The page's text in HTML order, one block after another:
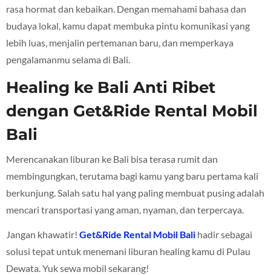
rasa hormat dan kebaikan. Dengan memahami bahasa dan
budaya lokal, kamu dapat membuka pintu komunikasi yang
lebih luas, menjalin pertemanan baru, dan memperkaya
pengalamanmu selama di Bali.
Healing ke Bali Anti Ribet
dengan Get&Ride Rental Mobil
Bali
Merencanakan liburan ke Bali bisa terasa rumit dan
membingungkan, terutama bagi kamu yang baru pertama kali
berkunjung. Salah satu hal yang paling membuat pusing adalah
mencari transportasi yang aman, nyaman, dan terpercaya.
Jangan khawatir! Get&Ride Rental Mobil Bali hadir sebagai
solusi tepat untuk menemani liburan healing kamu di Pulau
Dewata. Yuk sewa mobil sekarang!